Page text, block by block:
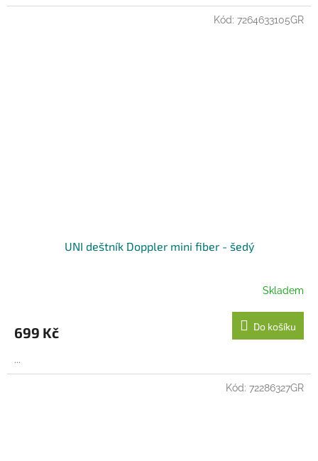
UNI deštník Doppler mini fiber - šedý
Skladem
699 Kč Do košíku
...
Kód: 7264633105GR
Kód: 72286327GR